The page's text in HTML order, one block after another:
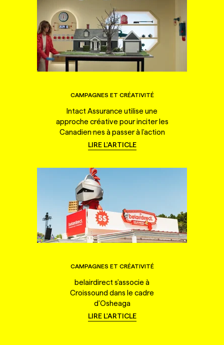
CAMPAGNES ET CRÉATIVITÉ
Intact Assurance utilise une
approche créative pour inciter les
Canadien·nes à passer à l'action
LIRE L'ARTICLE
CAMPAGNES ET CRÉATIVITÉ
belairdirect s'associe à
Croissound dans le cadre
d'Osheaga
LIRE L'ARTICLE